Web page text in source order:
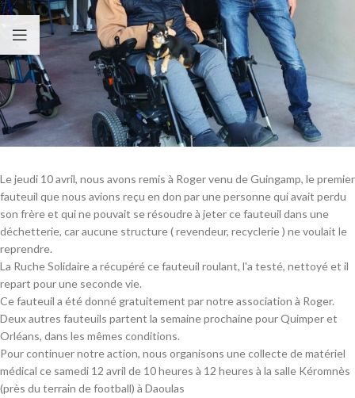
Le jeudi 10 avril, nous avons remis à Roger venu de Guingamp, le premier
fauteuil que nous avions reçu en don par une personne qui avait perdu
son frère et qui ne pouvait se résoudre à jeter ce fauteuil dans une
déchetterie, car aucune structure ( revendeur, recyclerie ) ne voulait le
reprendre.
La Ruche Solidaire a récupéré ce fauteuil roulant, l'a testé, nettoyé et il
repart pour une seconde vie.
Ce fauteuil a été donné gratuitement par notre association à Roger.
Deux autres fauteuils partent la semaine prochaine pour Quimper et
Orléans, dans les mêmes conditions.
Pour continuer notre action, nous organisons une collecte de matériel
médical ce samedi 12 avril de 10 heures à 12 heures à la salle Kéromnès
(près du terrain de football) à Daoulas